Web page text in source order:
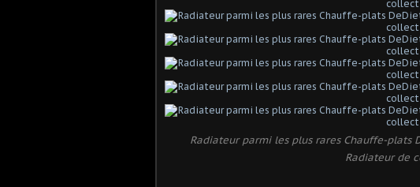
Radiateur parmi les plus rares Chauffe-plats
Radiateur de